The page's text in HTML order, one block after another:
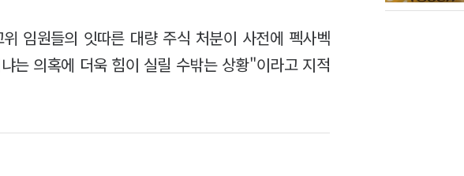
임원들의 잇따른 대량 주식 처분이 사전에 펙사벡
는 의혹에 더욱 힘이 실릴 수밖는 상황"이라고 지적